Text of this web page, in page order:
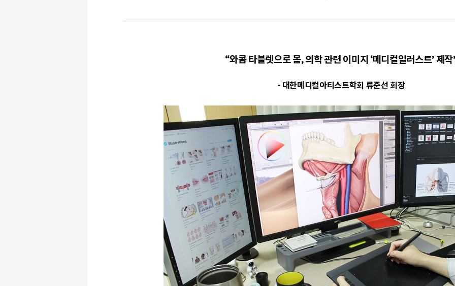
“와콤 타블렛으로 몸,의학 관련 이미지 ‘메디컬일러스트’ 제작
- 대한메디컬아티스트학회 류준선 회장